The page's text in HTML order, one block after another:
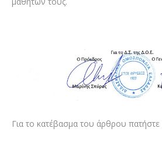
Για το κατέβασμα του άρθρου πατήστε